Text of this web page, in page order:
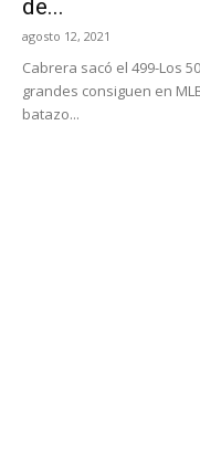
de...
agosto 12, 2021
Cabrera sacó el 499-Los
grandes consiguen en
batazo...